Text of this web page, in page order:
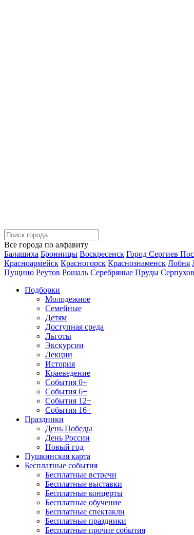
Все города по алфавиту
Балашиха Бронницы Воскресенск Город Сергиев
Красноармейск Красногорск Краснознаменск Лобня
Пущино Реутов Рошаль Серебряные Пруды Серпухов
Подборки
Молодежное
Семейные
Детям
Доступная среда
Льготы
Экскурсии
Лекции
История
Краеведение
События 0+
События 6+
События 12+
События 16+
Праздники
День Победы
День России
Новый год
Пушкинская карта
Бесплатные события
Бесплатные встречи
Бесплатные выставки
Бесплатные концерты
Бесплатные обучение
Бесплатные спектакли
Бесплатные праздники
Бесплатные прочие события